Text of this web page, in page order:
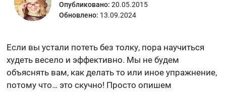
Опубликовано: 20.05.2015
Обновлено: 13.09.2024
Если вы устали потеть без толку, пора научиться
худеть весело и эффективно. Мы не будем
объяснять вам, как делать то или иное упражнение,
потому что… это скучно! Просто опишем